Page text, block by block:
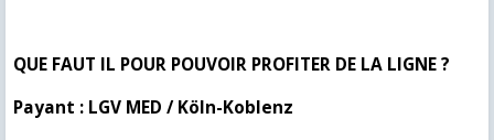
QUE FAUT IL POUR POUVOIR PROFITER DE LA LIGNE ?
Payant : LGV MED / Köln-Koblenz